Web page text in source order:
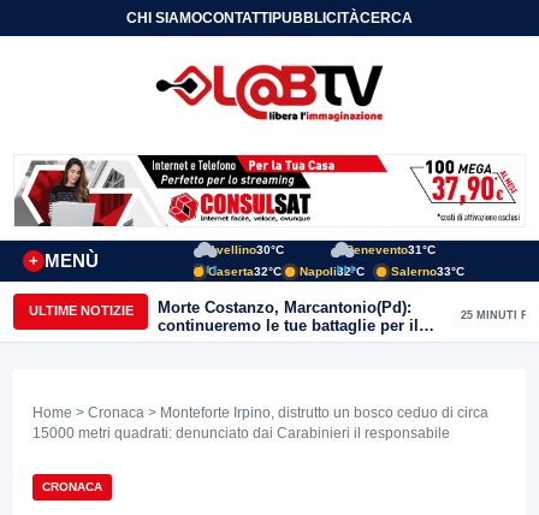
CHI SIAMOCONTATTIPUBBLICITÀCERCA
MENÙ
+
Avellino30°C Benevento31°C
Caserta32°C Napoli32°C Salerno33°C
ULTIME NOTIZIE
Morte Costanzo, Marcantonio(Pd):
continueremo le tue battaglie per il
Sannio
25 MINUTI FA
Home > Cronaca > Monteforte Irpino, distrutto un bosco ceduo di circa
15000 metri quadrati: denunciato dai Carabinieri il responsabile
CRONACA